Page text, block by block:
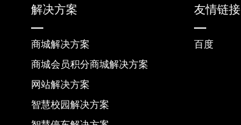
解决方案
商城解决方案
商城会员积分商城解决方案
网站解决方案
智慧校园解决方案
友情链接
百度